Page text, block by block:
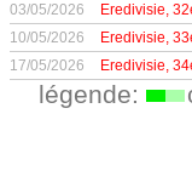
03/05/2026 Eredivisie,
10/05/2026
Eredivisie,
17/05/2026
Eredivisie,
légende: